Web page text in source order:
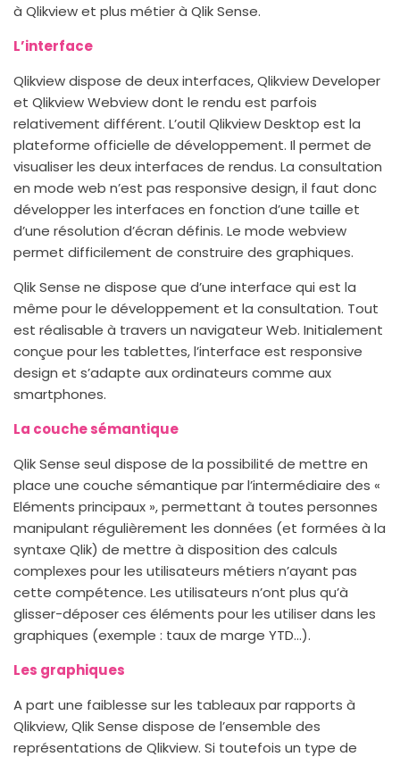
à Qlikview et plus métier à Qlik Sense.
L’interface
Qlikview dispose de deux interfaces, Qlikview Developer
et Qlikview Webview dont le rendu est parfois
relativement différent. L’outil Qlikview Desktop est la
plateforme officielle de développement. Il permet de
visualiser les deux interfaces de rendus. La consultation
en mode web n’est pas responsive design, il faut donc
développer les interfaces en fonction d’une taille et
d’une résolution d’écran définis. Le mode webview
permet difficilement de construire des graphiques.
Qlik Sense ne dispose que d’une interface qui est la
même pour le développement et la consultation. Tout
est réalisable à travers un navigateur Web. Initialement
conçue pour les tablettes, l’interface est responsive
design et s’adapte aux ordinateurs comme aux
smartphones.
La couche sémantique
Qlik Sense seul dispose de la possibilité de mettre en
place une couche sémantique par l’intermédiaire des «
Eléments principaux », permettant à toutes personnes
manipulant régulièrement les données (et formées à la
syntaxe Qlik) de mettre à disposition des calculs
complexes pour les utilisateurs métiers n’ayant pas
cette compétence. Les utilisateurs n’ont plus qu’à
glisser-déposer ces éléments pour les utiliser dans les
graphiques (exemple : taux de marge YTD…).
Les graphiques
A part une faiblesse sur les tableaux par rapports à
Qlikview, Qlik Sense dispose de l’ensemble des
représentations de Qlikview. Si toutefois un type de